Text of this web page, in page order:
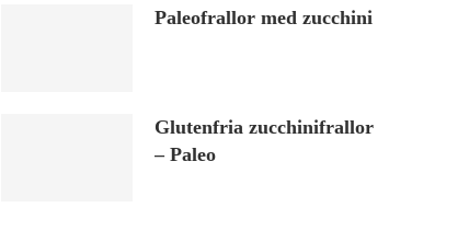
Paleofrallor med zucchini
Glutenfria zucchinifrallor
– Paleo